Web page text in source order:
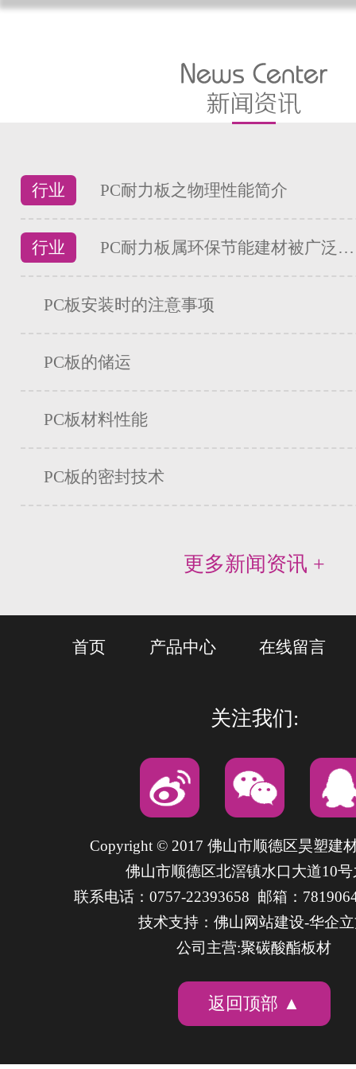
行业 PC耐力板之物理性能简介
行业 PC耐力板属环保节能建材被广泛…
PC板安装时的注意事项
PC板的储运
PC板材料性能
PC板的密封技术
更多新闻资讯 +
首页 产品中心 在线留言
关注我们:
Copyright © 2017 佛山市顺德区昊塑建
佛山市顺德区北滘镇水口大道10
联系电话：0757-22393658 邮箱：
技术支持：佛山网站建设-华企
公司主营:聚碳酸酯板材
返回顶部 ▲